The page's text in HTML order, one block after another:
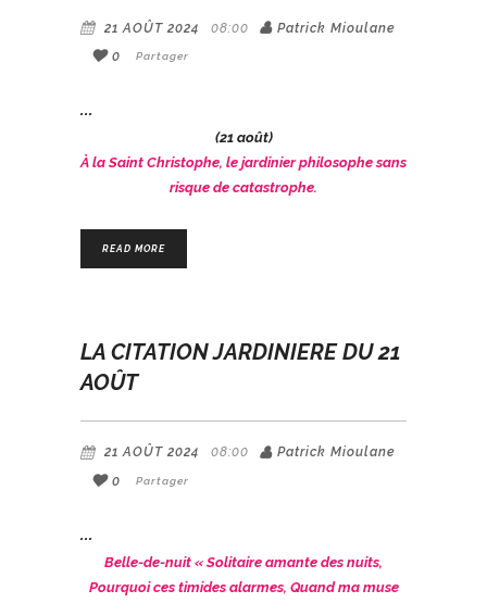
21 AOÛT 2024 08:00
Patrick Mioulane
0
Partager
(21 août)
À la Saint Christophe, le jardinier philosophe sans
risque de catastrophe.
READ MORE
LA CITATION JARDINIERE DU 21
AOÛT
21 AOÛT 2024 08:00
Patrick Mioulane
0
Partager
Belle-de-nuit « Solitaire amante des nuits,
Pourquoi ces timides alarmes, Quand ma muse